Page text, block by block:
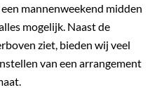
mannenweekend midden
mogelijk. Naast de
ziet, bieden wij veel
van een arrangement